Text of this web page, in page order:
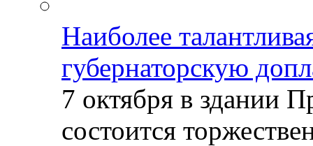
Наиболее
губернаторскую
7 октября в здании
состоится